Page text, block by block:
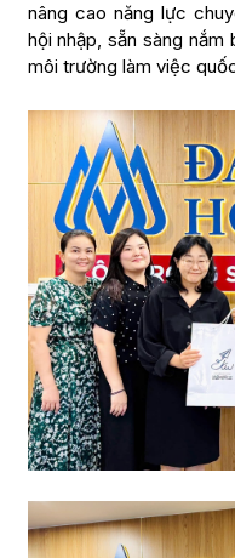
nâng cao năng lực
hội nhập, sẵn sàng
môi trường làm việc